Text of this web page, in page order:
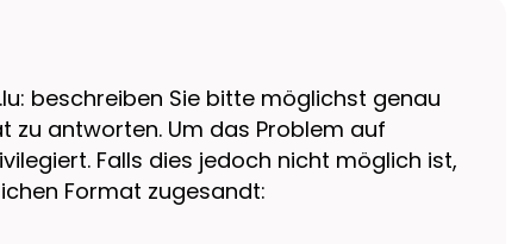
beschreiben Sie bitte möglichst genau
zu antworten. Um das Problem auf
Falls dies jedoch nicht möglich ist,
Format zugesandt: